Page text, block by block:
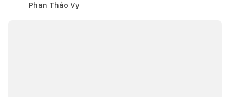
Phan Thảo Vy